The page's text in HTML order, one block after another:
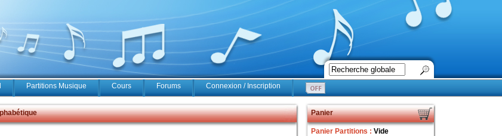
Partitions Musique Cours Forums Connexion / Inscription
Panier
Panier Partitions : Vide